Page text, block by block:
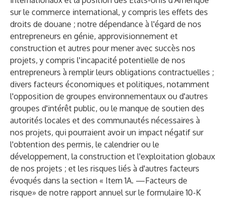
sur le commerce international, y compris les effets des
droits de douane ; notre dépendance à l'égard de nos
entrepreneurs en génie, approvisionnement et
construction et autres pour mener avec succès nos
projets, y compris l'incapacité potentielle de nos
entrepreneurs à remplir leurs obligations contractuelles ;
divers facteurs économiques et politiques, notamment
l'opposition de groupes environnementaux ou d'autres
groupes d'intérêt public, ou le manque de soutien des
autorités locales et des communautés nécessaires à
nos projets, qui pourraient avoir un impact négatif sur
l'obtention des permis, le calendrier ou le
développement, la construction et l'exploitation globaux
de nos projets ; et les risques liés à d'autres facteurs
évoqués dans la section « Item 1A. —Facteurs de
risque» de notre rapport annuel sur le formulaire 10-K